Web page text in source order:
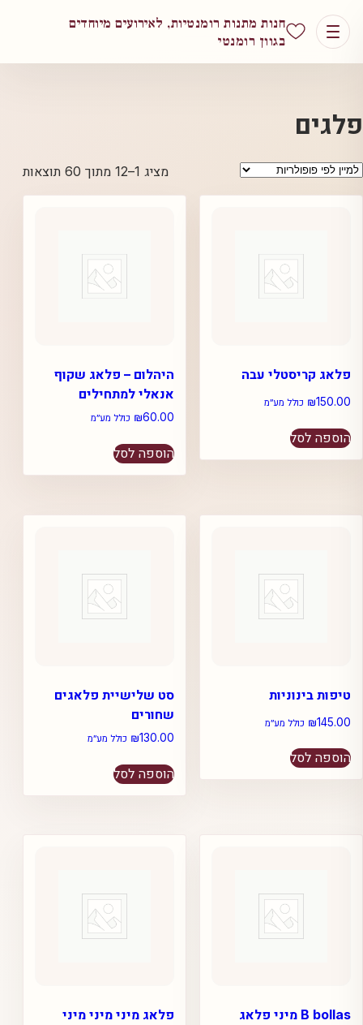
חנות מתנות רומנטיות, לאירועים מיוחדים
בגוון רומנטי
פלגים
מציג 1–12 מתוך 60 תוצאות
היהלום – פלאג שקוף
אנאלי למתחילים
₪60.00 כולל מע״מ
הוספה לסל
פלאג קריסטלי עבה
₪150.00 כולל מע״מ
הוספה לסל
סט שלישיית פלאגים
שחורים
₪130.00 כולל מע״מ
הוספה לסל
טיפות בינוניות
₪145.00 כולל מע״מ
הוספה לסל
פלאג מיני מיני מיני
B bollas מיני פלאג